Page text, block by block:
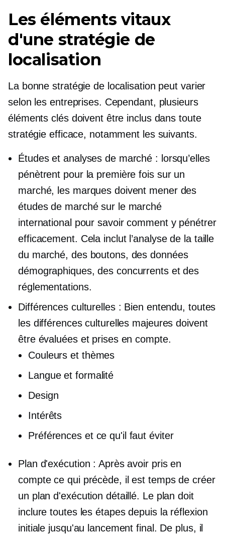
Les éléments vitaux
d'une stratégie de
localisation
La bonne stratégie de localisation peut varier
selon les entreprises. Cependant, plusieurs
éléments clés doivent être inclus dans toute
stratégie efficace, notamment les suivants.
Études et analyses de marché : lorsqu’elles
pénètrent pour la première fois sur un
marché, les marques doivent mener des
études de marché sur le marché
international pour savoir comment y pénétrer
efficacement. Cela inclut l’analyse de la taille
du marché, des boutons, des données
démographiques, des concurrents et des
réglementations.
Différences culturelles : Bien entendu, toutes
les différences culturelles majeures doivent
être évaluées et prises en compte.
Couleurs et thèmes
Langue et formalité
Design
Intérêts
Préférences et ce qu'il faut éviter
Plan d'exécution : Après avoir pris en
compte ce qui précède, il est temps de créer
un plan d'exécution détaillé. Le plan doit
inclure toutes les étapes depuis la réflexion
initiale jusqu'au lancement final. De plus, il